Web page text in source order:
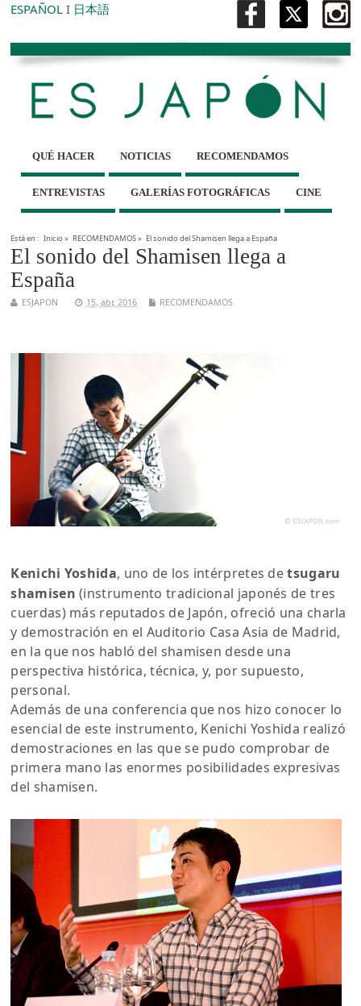
ESPAÑOL I 日本語
QUÉ HACER NOTICIAS RECOMENDAMOS
ENTREVISTAS GALERÍAS FOTOGRÁFICAS CINE
Está en : Inicio» RECOMENDAMOS» El sonido del Shamisen llega a España
El sonido del Shamisen llega a
España
ESJAPON 15, abr, 2016 RECOMENDAMOS
Kenichi Yoshida, uno de los intérpretes detsugaru
shamisen (instrumento tradicional japonés de tres
cuerdas) más reputados de Japón, ofreció una charla
y demostración en el Auditorio Casa Asia de Madrid,
en la que nos habló del shamisen desde una
perspectiva histórica, técnica, y, por supuesto,
personal.
Además de una conferencia que nos hizo conocer lo
esencial de este instrumento, Kenichi Yoshida realizó
demostraciones en las que se pudo comprobar de
primera mano las enormes posibilidades expresivas
del shamisen.